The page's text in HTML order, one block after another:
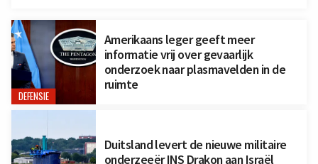
DEFENSIE
Amerikaans leger geeft meer
informatie vrij over gevaarlijk
onderzoek naar plasmavelden in de
ruimte
Duitsland levert de nieuwe militaire
onderzeeër INS Drakon aan Israël